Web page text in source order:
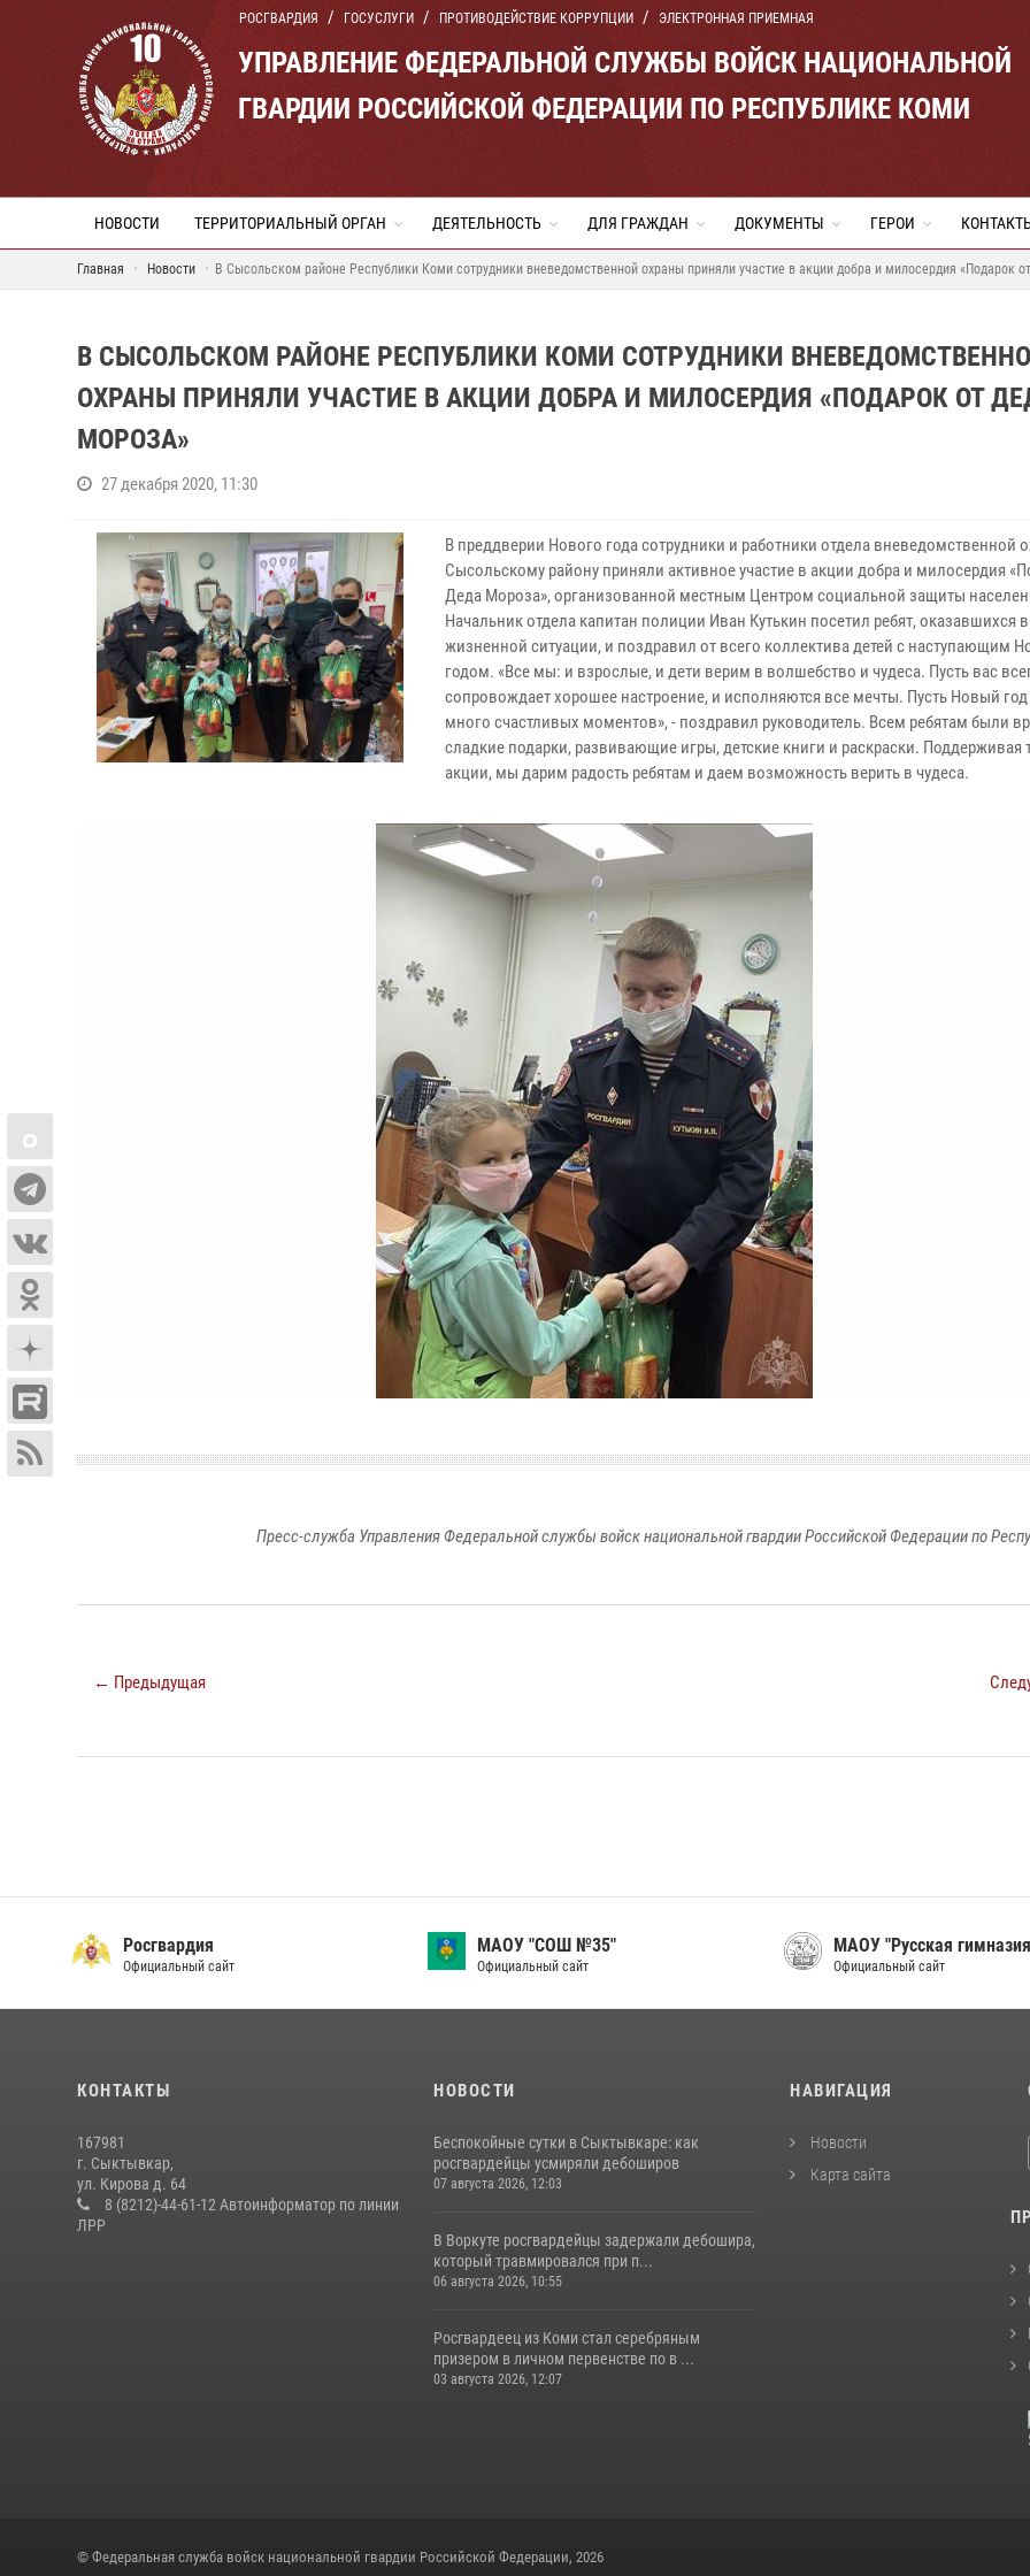
РОСГВАРДИЯ ГОСУСЛУГИ ПРОТИВОДЕЙСТВИЕ КОРРУПЦИИ ЭЛЕКТРОННАЯ ПРИЕМНАЯ
УПРАВЛЕНИЕ ФЕДЕРАЛЬНОЙ СЛУЖБЫ ВОЙСК НАЦИОНАЛЬНОЙ
ГВАРДИИ РОССИЙСКОЙ ФЕДЕРАЦИИ ПО РЕСПУБЛИКЕ КОМИ
НОВОСТИ ТЕРРИТОРИАЛЬНЫЙ ОРГАН ДЕЯТЕЛЬНОСТЬ ДЛЯ ГРАЖДАН ДОКУМЕНТЫ ГЕРОИ
Главная Новости В Сысольском районе Республики Коми сотрудники вневедомственной охраны приняли участие в акции добра и милосердия «Подарок
В СЫСОЛЬСКОМ РАЙОНЕ РЕСПУБЛИКИ КОМИ СОТРУДНИКИ
ОХРАНЫ ПРИНЯЛИ УЧАСТИЕ В АКЦИИ ДОБРА И МИЛОСЕРДИЯ «ПОДАРОК ОТ
МОРОЗА»
27 декабря 2020, 11:30
В преддверии Нового года сотрудники и работники отдела вневедомственной
Сысольскому району приняли активное участие в акции добра и милосердия
Деда Мороза», организованной местным Центром социальной защиты
Начальник отдела капитан полиции Иван Кутькин посетил ребят, оказавшихся
жизненной ситуации, и поздравил от всего коллектива детей с наступающим
годом. «Все мы: и взрослые, и дети верим в волшебство и чудеса. Пусть вас
сопровождает хорошее настроение, и исполняются все мечты. Пусть Новый год
много счастливых моментов», - поздравил руководитель. Всем ребятам были
сладкие подарки, развивающие игры, детские книги и раскраски. Поддерживая
акции, мы дарим радость ребятам и даем возможность верить в чудеса.
Пресс-служба Управления Федеральной службы войск национальной гвардии Российской Федерации по
← Предыдущая
Росгвардия
Официальный сайт
МАОУ "СОШ №35"
Официальный сайт
МАОУ "Русская
Официальный сайт
КОНТАКТЫ
167981
г. Сыктывкар,
ул. Кирова д. 64
8 (8212)-44-61-12 Автоинформатор по линии
ЛРР
НОВОСТИ
Беспокойные сутки в Сыктывкаре: как
росгвардейцы усмиряли дебоширов
07 августа 2026, 12:03
В Воркуте росгвардейцы задержали дебошира,
который травмировался при п...
06 августа 2026, 10:55
Росгвардеец из Коми стал серебряным
призером в личном первенстве по в ...
03 августа 2026, 12:07
НАВИГАЦИЯ
Новости
Карта сайта
© Федеральная служба войск национальной гвардии Российской Федерации, 2026